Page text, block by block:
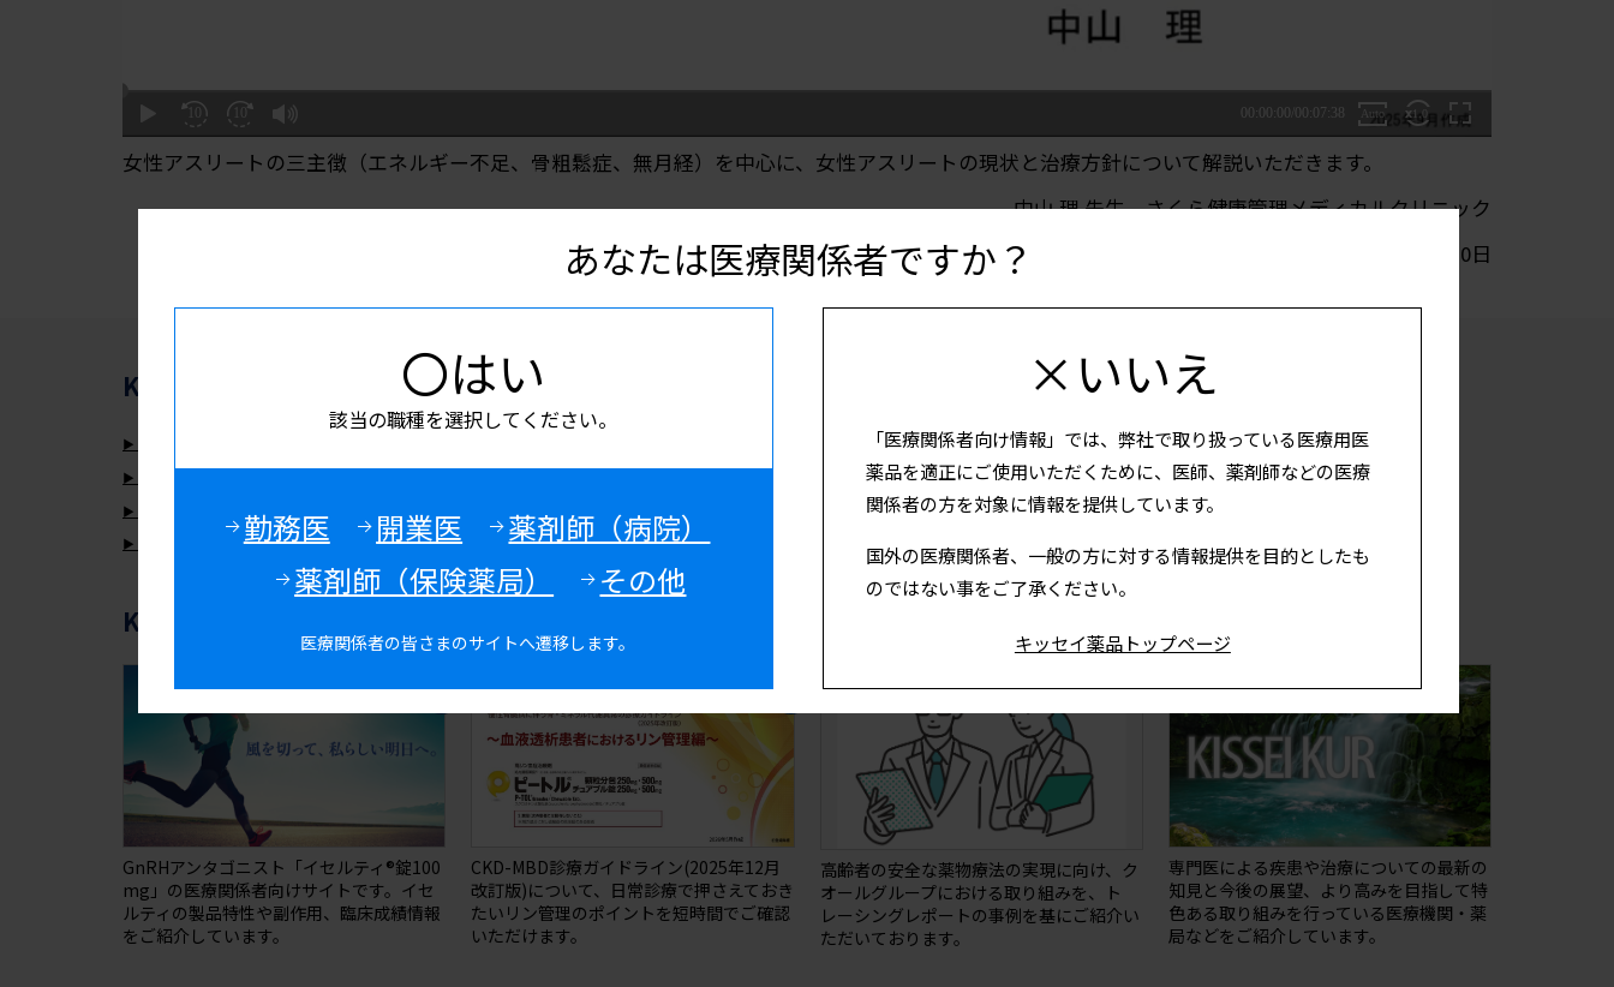
中山 理 先生 さくら健康管理メディカルクリニック
2025年09月30日
KISSEI Medical Navi 希少疾病・その他/Women’s Health の関連情報のご紹介
タバリスの製品情報ページはこちら
イセルティの製品情報ページはこちら
サビーンの製品情報ページはこちら
KISSEI Medical Navi
GnRHアンタゴニスト「イセルティ®錠100
mg」の医療関係者向けサイトです。イセ
ルティの製品特性や副作用、臨床成績情報
をご紹介しています。
CKD-MBD診療ガイドライン(2025年12月
改訂版)について、日常診療で押さえておき
たいリン管理のポイントを短時間でご確認
いただけます。
高齢者の安全な薬物療法の実現に向け、ク
オールグループにおける取り組みを、ト
レーシングレポートの事例を基にご紹介い
ただいております。
専門医による疾患や治療についての最新の
知⾒と今後の展望、より⾼みを目指して特
⾊ある取り組みを⾏っている医療機関・薬
局などをご紹介しています。
あなたは医療関係者ですか？
〇はい
該当の職種を選択してください。
勤務医 開業医
薬剤師（病院）
薬剤師（保険薬局）
その他
医療関係者の皆さまのサイトへ遷移します。
×いいえ
「医療関係者向け情報」では、弊社で取り扱っている医療用医
薬品を適正にご使用いただくために、医師、薬剤師などの医療
関係者の方を対象に情報を提供しています。
国外の医療関係者、一般の方に対する情報提供を目的としたも
のではない事をご了承ください。
キッセイ薬品トップページ